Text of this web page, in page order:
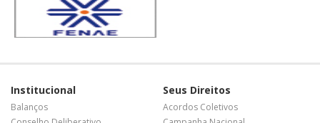
Institucional
Balanços
Seus Direitos
Acordos Coletivos